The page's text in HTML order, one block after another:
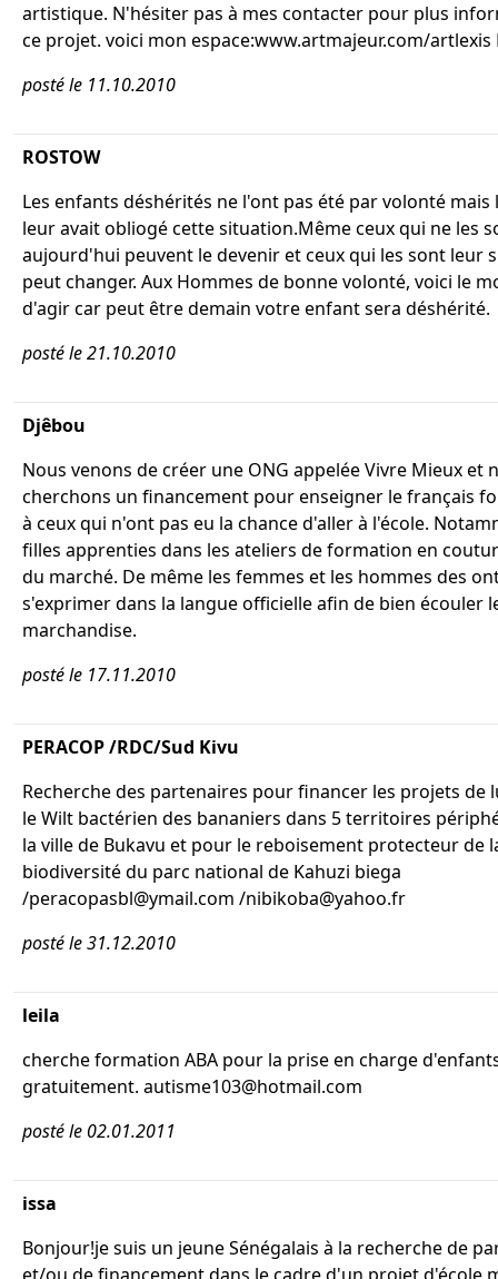
artistique. N'hésiter pas à mes contacter pour plus
ce projet. voici mon espace:www.artmajeur.com/artlexis
posté le 11.10.2010
ROSTOW
Les enfants déshérités ne l'ont pas été par volonté mais
leur avait obliogé cette situation.Même ceux qui ne les
aujourd'hui peuvent le devenir et ceux qui les sont leur
peut changer. Aux Hommes de bonne volonté, voici le
d'agir car peut être demain votre enfant sera déshérité.
posté le 21.10.2010
Djêbou
Nous venons de créer une ONG appelée Vivre Mieux et
cherchons un financement pour enseigner le français
à ceux qui n'ont pas eu la chance d'aller à l'école.
filles apprenties dans les ateliers de formation en
du marché. De même les femmes et les hommes des
s'exprimer dans la langue officielle afin de bien écouler
marchandise.
posté le 17.11.2010
PERACOP /RDC/Sud Kivu
Recherche des partenaires pour financer les projets de
le Wilt bactérien des bananiers dans 5 territoires
la ville de Bukavu et pour le reboisement protecteur de
biodiversité du parc national de Kahuzi biega
/peracopasbl@ymail.com /nibikoba@yahoo.fr
posté le 31.12.2010
leila
cherche formation ABA pour la prise en charge
gratuitement. autisme103@hotmail.com
posté le 02.01.2011
issa
Bonjour!je suis un jeune Sénégalais à la recherche de